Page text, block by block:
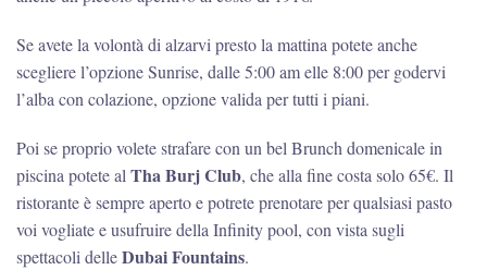
Se avete la volontà di alzarvi presto la mattina potete anche
scegliere l’opzione Sunrise, dalle 5:00 am elle 8:00 per godervi
l’alba con colazione, opzione valida per tutti i piani.
Poi se proprio volete strafare con un bel Brunch domenicale in
piscina potete al Tha Burj Club, che alla fine costa solo 65€. Il
ristorante è sempre aperto e potrete prenotare per qualsiasi pasto
voi vogliate e usufruire della Infinity pool, con vista sugli
spettacoli delleDubai Fountains.